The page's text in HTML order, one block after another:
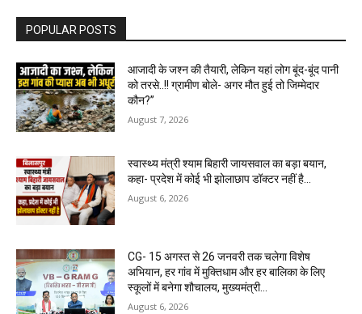
POPULAR POSTS
आजादी के जश्न की तैयारी, लेकिन यहां लोग बूंद-बूंद पानी
को तरसे..!! ग्रामीण बोले- अगर मौत हुई तो जिम्मेदार
कौन?”
August 7, 2026
स्वास्थ्य मंत्री श्याम बिहारी जायसवाल का बड़ा बयान,
कहा- प्रदेश में कोई भी झोलाछाप डॉक्टर नहीं है…
August 6, 2026
CG- 15 अगस्त से 26 जनवरी तक चलेगा विशेष
अभियान, हर गांव में मुक्तिधाम और हर बालिका के लिए
स्कूलों में बनेगा शौचालय, मुख्यमंत्री...
August 6, 2026